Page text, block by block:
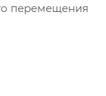
перемещения